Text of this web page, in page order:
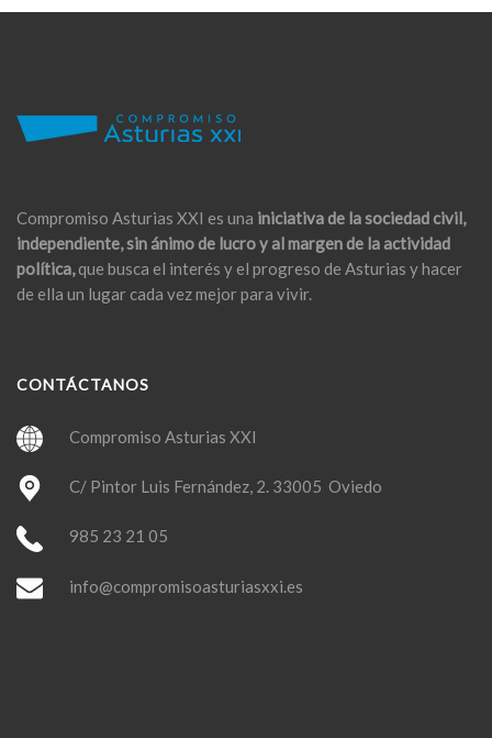
Compromiso Asturias XXI es una iniciativa de la sociedad civil,
independiente, sin ánimo de lucro y al margen de la actividad
política,que busca el interés y el progreso de Asturias y hacer
de ella un lugar cada vez mejor para vivir.
CONTÁCTANOS
Compromiso Asturias XXI
C/ Pintor Luis Fernández, 2. 33005 Oviedo
985 23 21 05
info@compromisoasturiasxxi.es